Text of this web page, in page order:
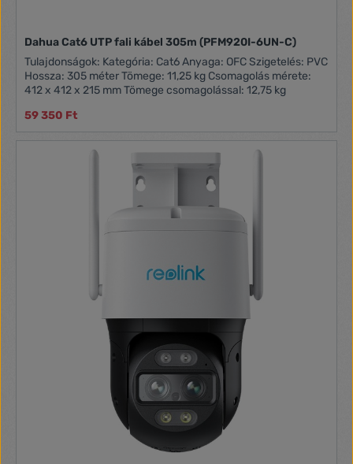
Dahua Cat6 UTP fali kábel 305m (PFM920I-6UN-C)
Tulajdonságok: Kategória: Cat6 Anyaga: OFC Szigetelés: PVC
Hossza: 305 méter Tömege: 11,25 kg Csomagolás mérete:
412 x 412 x 215 mm Tömege csomagolással: 12,75 kg
59 350 Ft